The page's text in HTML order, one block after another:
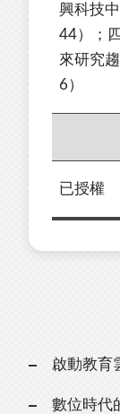
興科技
44）；
來研究
6）
已授權
啟動教育
數位時代